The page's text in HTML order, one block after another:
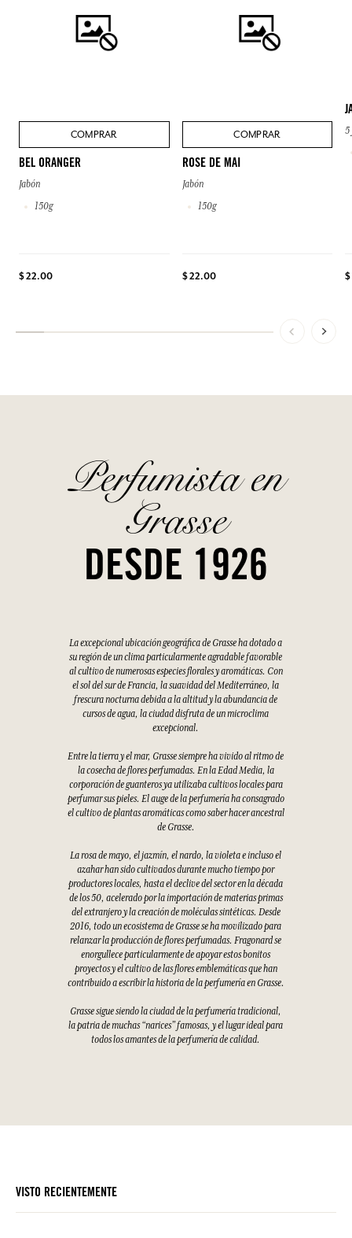
COMPRAR
BEL ORANGER
Jabón
150g
$ 22.00
COMPRAR
ROSE DE MAI
Jabón
150g
$ 22.00
5
Perfumista en
Grasse
DESDE 1926
La excepcional ubicación geográfica de Grasse ha dotado a
su región de un clima particularmente agradable favorable
al cultivo de numerosas especies florales y aromáticas. Con
el sol del sur de Francia, la suavidad del Mediterráneo, la
frescura nocturna debida a la altitud y la abundancia de
cursos de agua, la ciudad disfruta de un microclima
excepcional.
Entre la tierra y el mar, Grasse siempre ha vivido al ritmo de
la cosecha de flores perfumadas. En la Edad Media, la
corporación de guanteros ya utilizaba cultivos locales para
perfumar sus pieles. El auge de la perfumería ha consagrado
el cultivo de plantas aromáticas como saber hacer ancestral
de Grasse.
La rosa de mayo, el jazmín, el nardo, la violeta e incluso el
azahar han sido cultivados durante mucho tiempo por
productores locales, hasta el declive del sector en la década
de los 50, acelerado por la importación de materias primas
del extranjero y la creación de moléculas sintéticas. Desde
2016, todo un ecosistema de Grasse se ha movilizado para
relanzar la producción de flores perfumadas. Fragonard se
enorgullece particularmente de apoyar estos bonitos
proyectos y el cultivo de las flores emblemáticas que han
contribuido a escribir la historia de la perfumería en Grasse.
Grasse sigue siendo la ciudad de la perfumería tradicional,
la patria de muchas “narices” famosas, y el lugar ideal para
todos los amantes de la perfumería de calidad.
VISTO RECIENTEMENTE